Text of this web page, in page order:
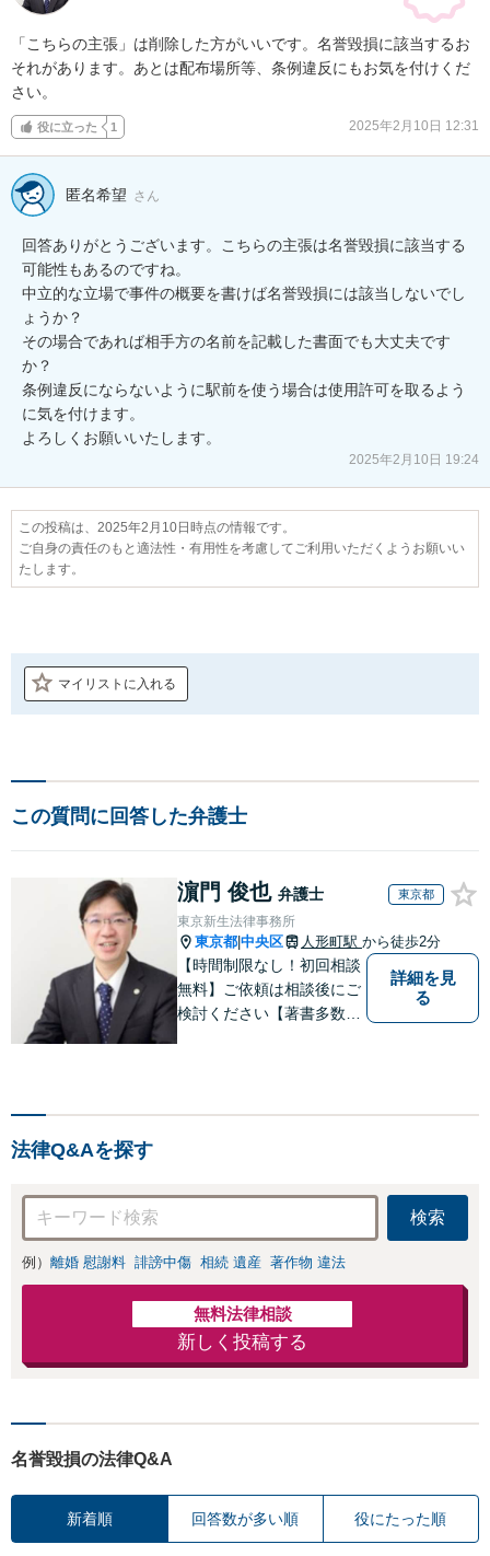
「こちらの主張」は削除した方がいいです。名誉毀損に該当するお
それがあります。あとは配布場所等、条例違反にもお気を付けくだ
さい。
役に立った 1 2025年2月10日 12:31
匿名希望 さん
回答ありがとうございます。こちらの主張は名誉毀損に該当する
可能性もあるのですね。
中立的な立場で事件の概要を書けば名誉毀損には該当しないでし
ょうか？
その場合であれば相手方の名前を記載した書面でも大丈夫です
か？
条例違反にならないように駅前を使う場合は使用許可を取るよう
に気を付けます。
よろしくお願いいたします。
2025年2月10日 19:24
この投稿は、2025年2月10日時点の情報です。
ご自身の責任のもと適法性・有用性を考慮してご利用いただくようお願いい
たします。
マイリストに入れる
この質問に回答した弁護士
濵門 俊也 弁護士 東京都
東京新生法律事務所
東京都 中央区 人形町駅 から徒歩2分
【時間制限なし！初回相談
無料】ご依頼は相談後にご
検討ください【著書多数】
詳細を見
る
法律Q&Aを探す
検索
例） 離婚 慰謝料 誹謗中傷 相続 遺産 著作物 違法
無料法律相談
新しく投稿する
名誉毀損の法律Q&A
新着順 回答数が多い順 役にたった順